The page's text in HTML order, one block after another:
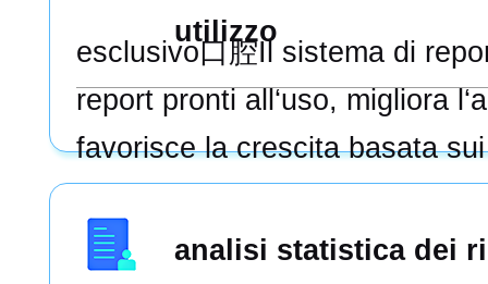
utilizzo
esclusivo口腔Il sistema di
report pronti all‘uso, migliora
favorisce la crescita basata
analisi statistica dei